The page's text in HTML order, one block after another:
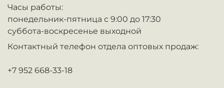
Часы работы:
понедельник-пятница с 9:00 до 17:30
суббота-воскресенье выходной
Контактный телефон отдела оптовых продаж:
+7 952 668-33-18